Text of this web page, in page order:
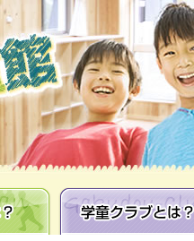
学童クラブとは？